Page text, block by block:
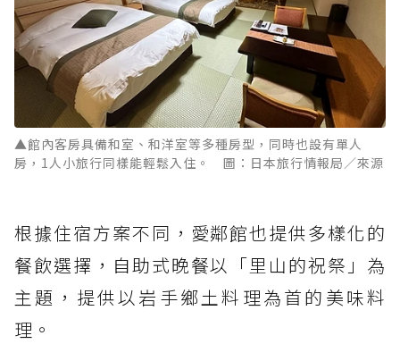
▲館內客房具備和室、和洋室等多種房型，同時也設有單人
房，1人小旅行同樣能輕鬆入住。 圖：日本旅行情報局／來源
根據住宿方案不同，愛鄰館也提供多樣化的
餐飲選擇，自助式晚餐以「里山的祝祭」為
主題，提供以岩手鄉土料理為首的美味料
理。